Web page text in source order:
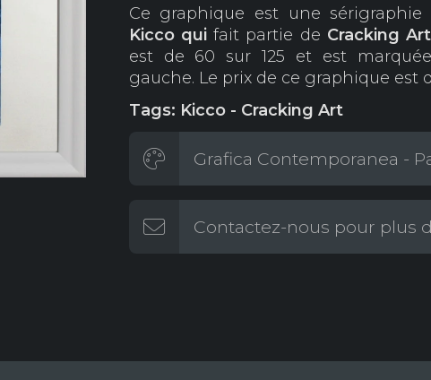
Ce graphique est une sérigraphie
Kicco quifait partie de Cracking
est de 60 sur 125 et est
gauche. Le prix de ce graphique est
Tags: Kicco - Cracking Art
Grafica Contemporanea -
Contactez-nous pour plus